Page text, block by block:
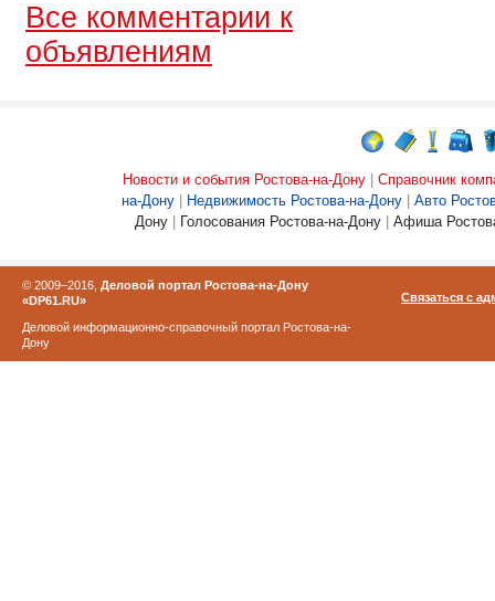
Все комментарии к
объявлениям
Новости и события Ростова-на-Дону
Справочник
на-Дону
Недвижимость Ростова-на-Дону
Авто
Дону
Голосования Ростова-на-Дону Афиша
© 2009–2016, Деловой портал Ростова-на-Дону
«DP61.RU»
Деловой информационно-справочный портал Ростова-на-
Дону
Связаться с